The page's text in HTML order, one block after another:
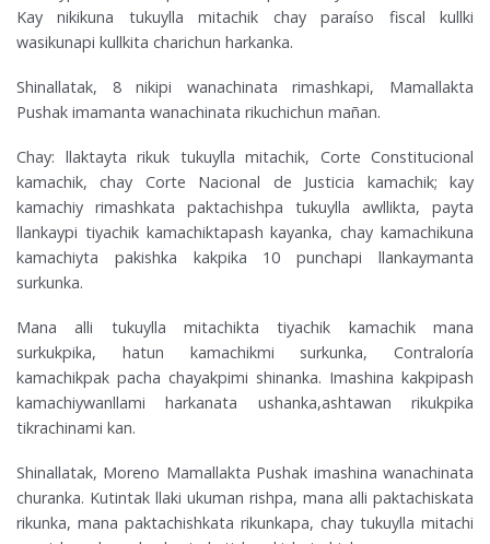
Kay nikikuna tukuylla mitachik chay paraíso fiscal kullki
wasikunapi kullkita charichun harkanka.
Shinallatak, 8 nikipi wanachinata rimashkapi, Mamallakta
Pushak imamanta wanachinata rikuchichun mañan.
Chay: llaktayta rikuk tukuylla mitachik, Corte Constitucional
kamachik, chay Corte Nacional de Justicia kamachik; kay
kamachiy rimashkata paktachishpa tukuylla awllikta, payta
llankaypi tiyachik kamachiktapash kayanka, chay kamachikuna
kamachiyta pakishka kakpika 10 punchapi llankaymanta
surkunka.
Mana alli tukuylla mitachikta tiyachik kamachik mana
surkukpika, hatun kamachikmi surkunka, Contraloría
kamachikpak pacha chayakpimi shinanka. Imashina kakpipash
kamachiywanllami harkanata ushanka,ashtawan rikukpika
tikrachinami kan.
Shinallatak, Moreno Mamallakta Pushak imashina wanachinata
churanka. Kutintak llaki ukuman rishpa, mana alli paktachiskata
rikunka, mana paktachishkata rikunkapa, chay tukuylla mitachi